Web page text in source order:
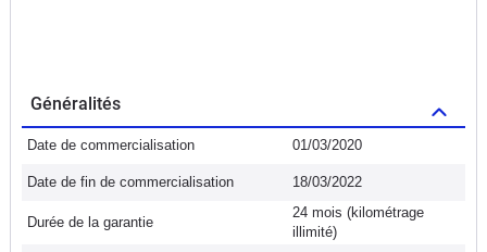
Généralités
Date de commercialisation 01/03/2020
Date de fin de commercialisation 18/03/2022
Durée de la garantie
24 mois (kilométrage
illimité)